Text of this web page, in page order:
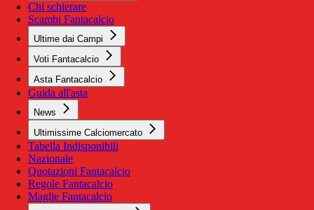
Chi schierare
Scambi Fantacalcio
Ultime dai Campi
Voti Fantacalcio
Asta Fantacalcio
Guida all'asta
News
Ultimissime Calciomercato
Tabella Indisponibili
Nazionale
Quotazioni Fantacalcio
Regole Fantacalcio
Maglie Fantacalcio